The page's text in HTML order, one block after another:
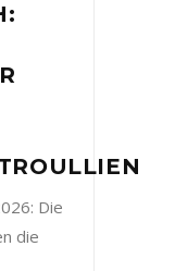
Die
die